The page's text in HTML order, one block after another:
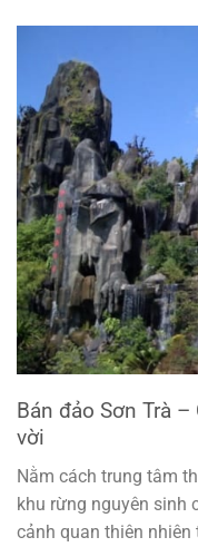
Bán đảo Sơn Trà
vời
Nằm cách trung tâm
khu rừng nguyên sinh
cảnh quan thiên